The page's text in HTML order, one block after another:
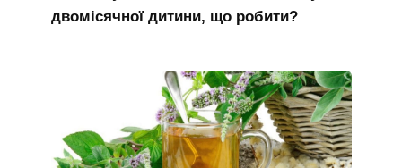
двомісячної дитини, що робити?